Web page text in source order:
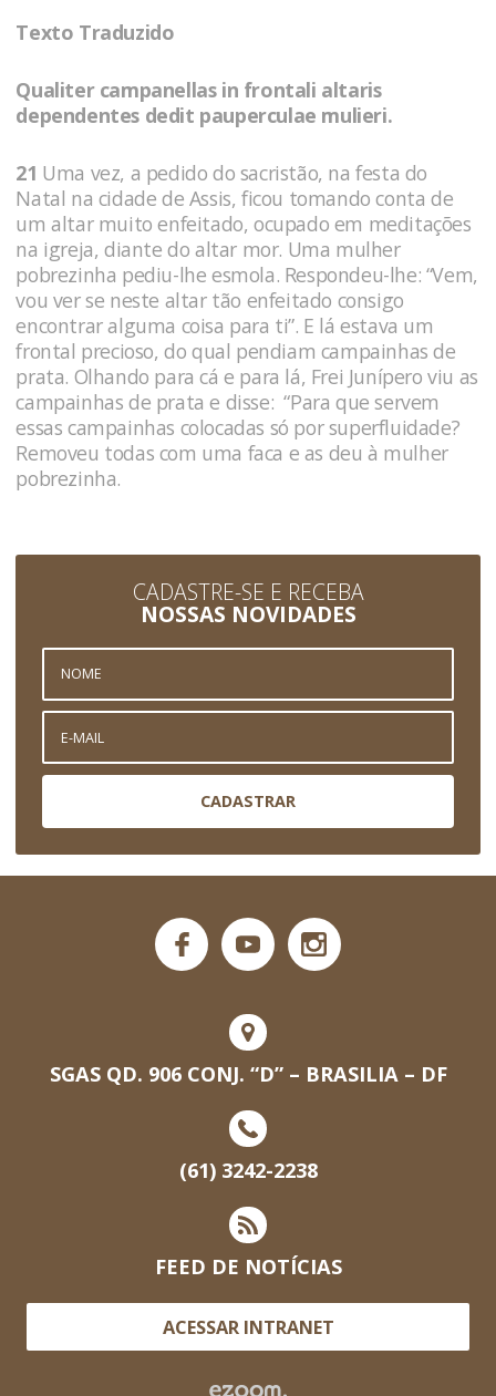
Texto Traduzido
Qualiter campanellas in frontali altaris
dependentes dedit pauperculae mulieri.
21 Uma vez, a pedido do sacristão, na festa do
Natal na cidade de Assis, ficou tomando conta de
um altar muito enfeitado, ocupado em meditações
na igreja, diante do altar mor. Uma mulher
pobrezinha pediu-lhe esmola. Respondeu-lhe: “Vem,
vou ver se neste altar tão enfeitado consigo
encontrar alguma coisa para ti”. E lá estava um
frontal precioso, do qual pendiam campainhas de
prata. Olhando para cá e para lá, Frei Junípero viu as
campainhas de prata e disse: “Para que servem
essas campainhas colocadas só por superfluidade?
Removeu todas com uma faca e as deu à mulher
pobrezinha.
CADASTRE-SE E RECEBA
NOSSAS NOVIDADES
CADASTRAR
SGAS QD. 906 CONJ. “D” – BRASILIA – DF
(61) 3242-2238
FEED DE NOTÍCIAS
ACESSAR INTRANET